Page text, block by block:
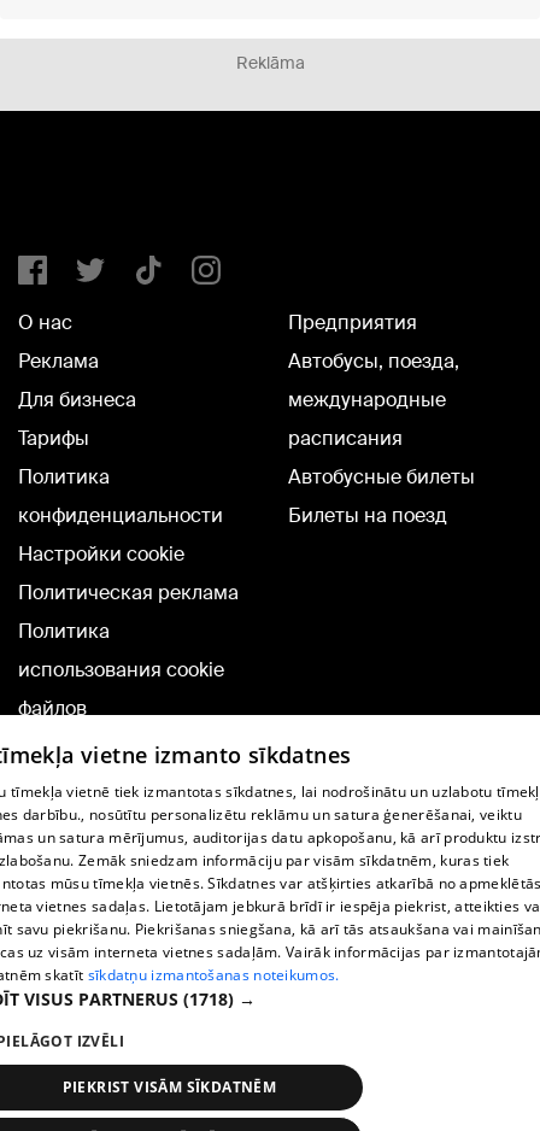
Reklāma
О нас
Реклама
Для бизнеса
Тарифы
Политика
конфиденциальности
Настройки cookie
Политическая реклама
Политика
использования cookie
файлов
Добавление
комментариев
Предприятия
Автобусы, поезда,
международные
расписания
Автобусные билеты
Билеты на поезд
TВ-программа
Условия договора
360 Ziņu kontakti
Helio Media
Служба помощи портала: э-почта -
All rights reserved.
vietne izmanto sīkdatnes
tīmekļa vietnē tiek izmantotas sīkdatnes, lai nodrošinātu un uzlabotu
darbību., nosūtītu personalizētu reklāmu un satura ģenerēšanai, veiktu
un satura mērījumus, auditorijas datu apkopošanu, kā arī produktu
Zemāk sniedzam informāciju par visām sīkdatnēm, kuras tiek
mūsu tīmekļa vietnēs. Sīkdatnes var atšķirties atkarībā no
vietnes sadaļas. Lietotājam jebkurā brīdī ir iespēja piekrist, atteikties
savu piekrišanu. Piekrišanas sniegšana, kā arī tās atsaukšana vai
uz visām interneta vietnes sadaļām. Vairāk informācijas par
skatīt sīkdatņu izmantošanas noteikumos.
VISUS PARTNERUS (1718) →
IZVĒLI
PIEKRIST VISĀM SĪKDATNĒM